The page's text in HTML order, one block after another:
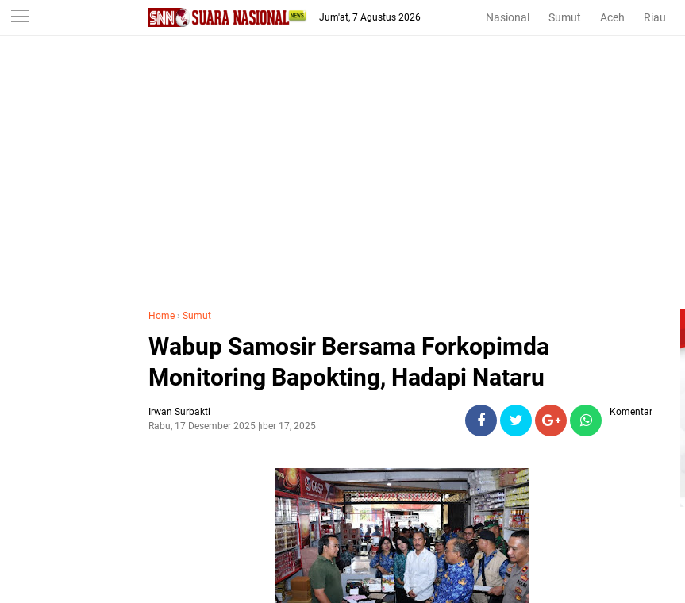
-->
Jum'at, 7 Agustus 2026 Nasional Sumut Aceh Riau
Home › Sumut
Wabup Samosir Bersama Forkopimda
Monitoring Bapokting, Hadapi Nataru
Irwan Surbakti
Rabu, 17 Desember 2025Desember 17, 2025
Komentar